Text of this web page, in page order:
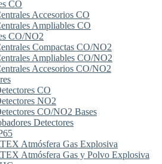
CO
Accesorios CO
Ampliables CO
CO/NO2
Compactas CO/NO2
Ampliables CO/NO2
Accesorios CO/NO2
CO
NO2
CO/NO2 Bases
Detectores
Atmósfera Gas Explosiva
Atmósfera Gas y Polvo Explosiva